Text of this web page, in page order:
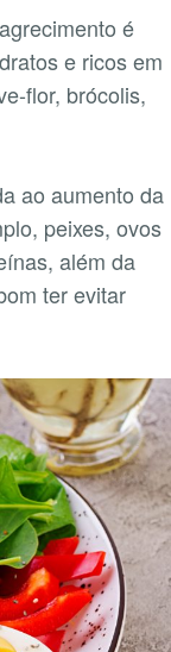
é
e ricos em
flor, brócolis,
ao aumento da
peixes, ovos
além da
ter evitar